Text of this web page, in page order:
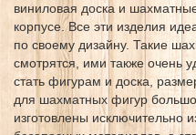
виниловая доска и
корпусе. Все эти изделия
по своему дизайну. Такие
смотрятся, ими также очень
стать фигурам и доска,
для шахматных фигур
изготовлены исключительно